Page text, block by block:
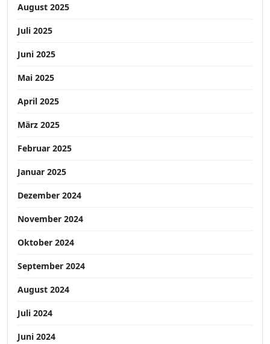
August 2025
Juli 2025
Juni 2025
Mai 2025
April 2025
März 2025
Februar 2025
Januar 2025
Dezember 2024
November 2024
Oktober 2024
September 2024
August 2024
Juli 2024
Juni 2024